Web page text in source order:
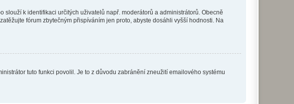
k identifikaci určitých uživatelů např. moderátorů a administrátorů. Obecně
fórum zbytečným přispíváním jen proto, abyste dosáhli vyšší hodnosti. Na
tuto funkci povolil. Je to z důvodu zabránění zneužití emailového systému